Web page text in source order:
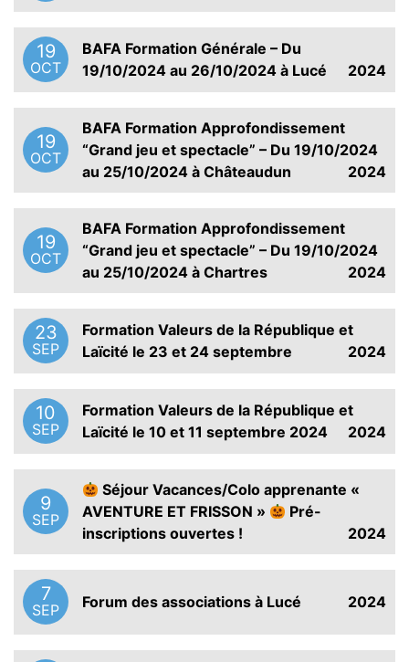
19
OCT
BAFA Formation Générale – Du
19/10/2024 au 26/10/2024 à Lucé
2024
19
OCT
BAFA Formation Approfondissement
“Grand jeu et spectacle” – Du 19/10/2024
au 25/10/2024 à Châteaudun
2024
19
OCT
BAFA Formation Approfondissement
“Grand jeu et spectacle” – Du 19/10/2024
au 25/10/2024 à Chartres
2024
23
SEP
Formation Valeurs de la République et
Laïcité le 23 et 24 septembre
2024
10
SEP
Formation Valeurs de la République et
Laïcité le 10 et 11 septembre 2024
2024
9
SEP
Séjour Vacances/Colo apprenante «
AVENTURE ET FRISSON »
Pré-
inscriptions ouvertes !
2024
7
SEP Forum des associations à Lucé 2024